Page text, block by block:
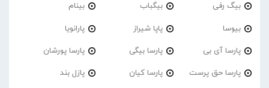
بیگ رفی بیگباب بینام
بیوسا پاپا شیراز پارانویا
پارسا آی بی پارسا بیگی پارسا پورشان
پارسا حق پرست پارسا کیان پازل بند